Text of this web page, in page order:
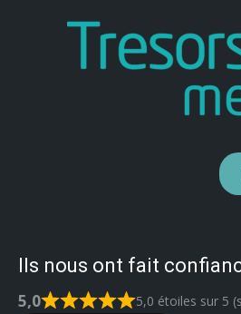
Ils nous ont fait
5,0 5,0 étoiles sur 5